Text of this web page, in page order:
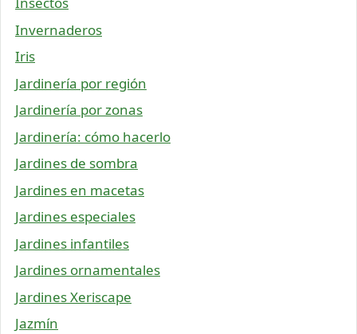
Invernaderos
Iris
Jardinería por región
Jardinería por zonas
Jardinería: cómo hacerlo
Jardines de sombra
Jardines en macetas
Jardines especiales
Jardines infantiles
Jardines ornamentales
Jardines Xeriscape
Jazmín